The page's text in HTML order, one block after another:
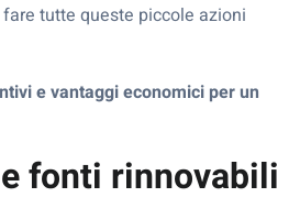
tutte queste piccole azioni
e vantaggi economici per un
fonti rinnovabili